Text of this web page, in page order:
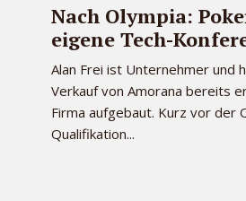
Nach Olympia:
eigene Tech-
Alan Frei ist Unternehmer und
Verkauf von Amorana bereits
Firma aufgebaut. Kurz vor der
Qualifikation...